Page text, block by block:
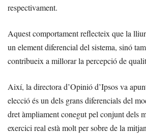
respectivament.
Aquest comportament reflecteix que la
un element diferencial del sistema, sinó
contribueix a millorar la percepció de
Així, la directora d’Opinió d’Ipsos va
elecció és un dels grans diferencials del
dret àmpliament conegut pel conjunt dels
exercici real està molt per sobre de la